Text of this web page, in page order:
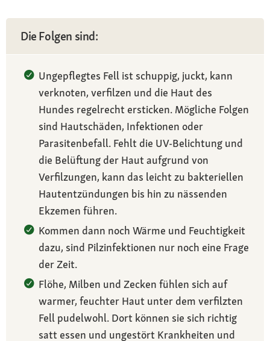
Die Folgen sind:
Ungepflegtes Fell ist schuppig, juckt, kann
verknoten, verfilzen und die Haut des
Hundes regelrecht ersticken. Mögliche Folgen
sind Hautschäden, Infektionen oder
Parasitenbefall. Fehlt die UV-Belichtung und
die Belüftung der Haut aufgrund von
Verfilzungen, kann das leicht zu bakteriellen
Hautentzündungen bis hin zu nässenden
Ekzemen führen.
Kommen dann noch Wärme und Feuchtigkeit
dazu, sind Pilzinfektionen nur noch eine Frage
der Zeit.
Flöhe, Milben und Zecken fühlen sich auf
warmer, feuchter Haut unter dem verfilzten
Fell pudelwohl. Dort können sie sich richtig
satt essen und ungestört Krankheiten und